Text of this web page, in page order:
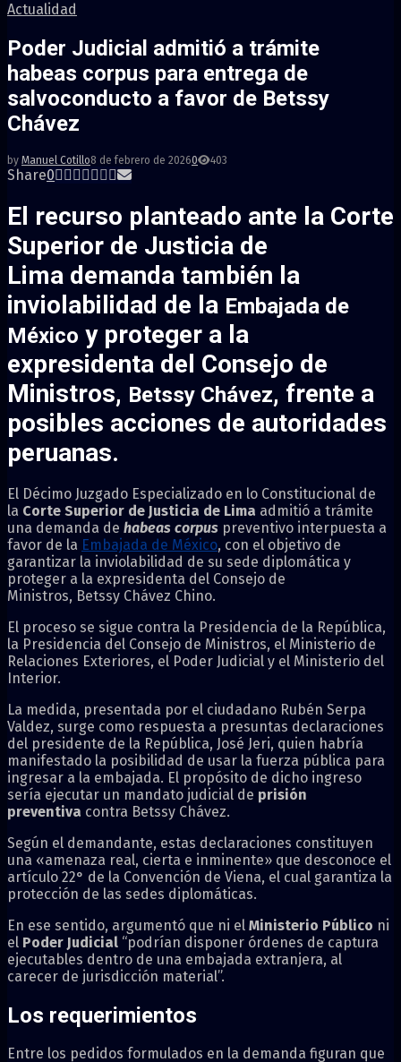
Actualidad
Poder Judicial admitió a trámite
habeas corpus para entrega de
salvoconducto a favor de Betssy
Chávez
by Manuel Cotillo8 de febrero de 20260 403
Share0
El recurso planteado ante la Corte
Superior de Justicia de
Lima demanda también la
inviolabilidad de la Embajada de
México y proteger a la
expresidenta del Consejo de
Ministros, Betssy Chávez, frente a
posibles acciones de autoridades
peruanas.
El Décimo Juzgado Especializado en lo Constitucional de
la Corte Superior de Justicia de Lima admitió a trámite
una demanda de habeas corpus preventivo interpuesta a
favor de la Embajada de México, con el objetivo de
garantizar la inviolabilidad de su sede diplomática y
proteger a la expresidenta del Consejo de
Ministros, Betssy Chávez Chino.
El proceso se sigue contra la Presidencia de la República,
la Presidencia del Consejo de Ministros, el Ministerio de
Relaciones Exteriores, el Poder Judicial y el Ministerio del
Interior.
La medida, presentada por el ciudadano Rubén Serpa
Valdez, surge como respuesta a presuntas declaraciones
del presidente de la República, José Jeri, quien habría
manifestado la posibilidad de usar la fuerza pública para
ingresar a la embajada. El propósito de dicho ingreso
sería ejecutar un mandato judicial de prisión
preventiva contra Betssy Chávez.
Según el demandante, estas declaraciones constituyen
una «amenaza real, cierta e inminente» que desconoce el
artículo 22° de la Convención de Viena, el cual garantiza la
protección de las sedes diplomáticas.
En ese sentido, argumentó que ni el Ministerio Público ni
el Poder Judicial “podrían disponer órdenes de captura
ejecutables dentro de una embajada extranjera, al
carecer de jurisdicción material”.
Los requerimientos
Entre los pedidos formulados en la demanda figuran que